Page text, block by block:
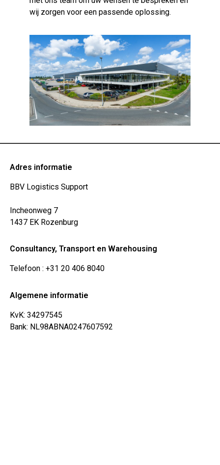
wij zorgen voor een passende oplossing.
Adres informatie
BBV Logistics Support
Incheonweg 7
1437 EK Rozenburg
Consultancy, Transport en Warehousing
Telefoon : +31 20 406 8040
Algemene informatie
KvK: 34297545
Bank: NL98ABNA0247607592